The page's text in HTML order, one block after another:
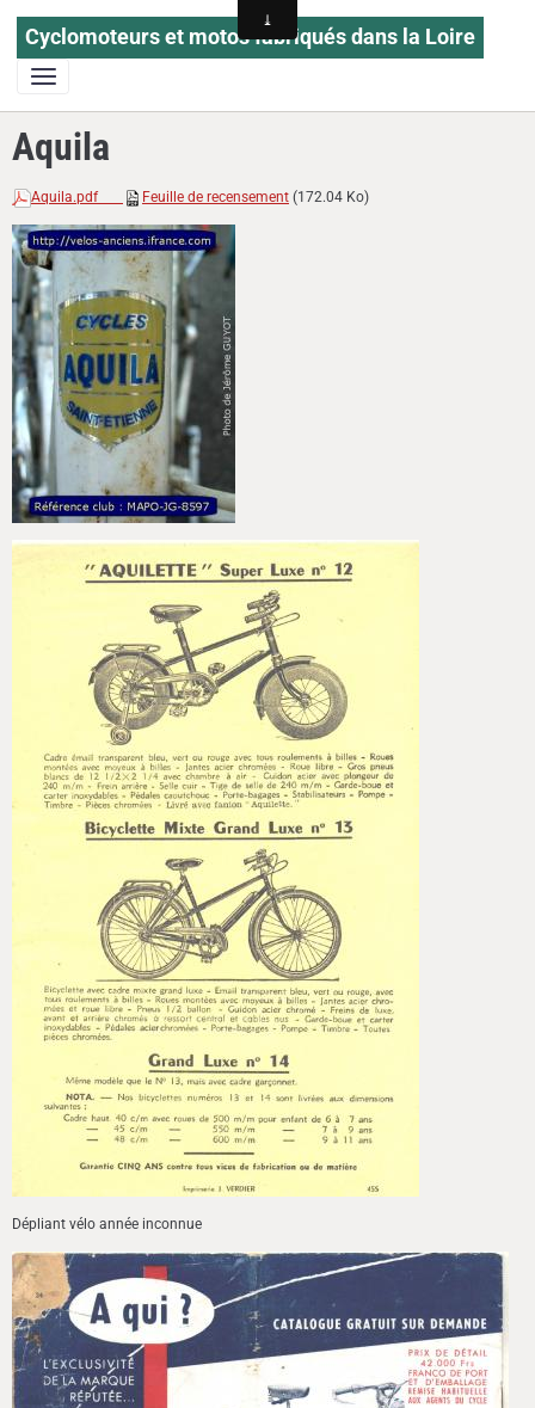
Cyclomoteurs et motos fabriqués dans la Loire
Aquila
Aquila.pdf Feuille de recensement (172.04 Ko)
Dépliant vélo année inconnue